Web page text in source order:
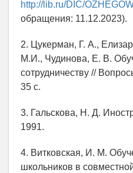
http://lib.ru/DIC/
обращения: 11.12.2023).
2. Цукерман, Г. А.,
М.И., Чудинова, Е. В.
сотрудничеству //
35 с.
3. Гальскова, Н. Д.
1991.
4. Витковская, И. М.
школьников в